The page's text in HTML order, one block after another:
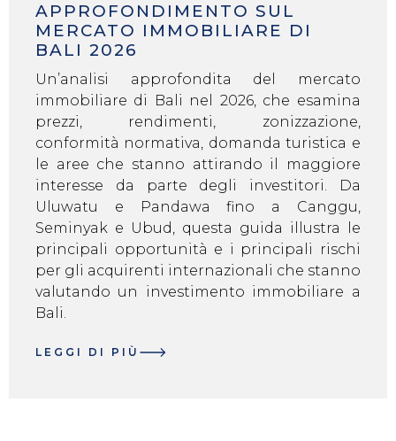
APPROFONDIMENTO SUL
MERCATO IMMOBILIARE DI
BALI 2026
Un’analisi approfondita del mercato
immobiliare di Bali nel 2026, che esamina
prezzi, rendimenti, zonizzazione,
conformità normativa, domanda turistica e
le aree che stanno attirando il maggiore
interesse da parte degli investitori. Da
Uluwatu e Pandawa fino a Canggu,
Seminyak e Ubud, questa guida illustra le
principali opportunità e i principali rischi
per gli acquirenti internazionali che stanno
valutando un investimento immobiliare a
Bali.
LEGGI DI PIÙ